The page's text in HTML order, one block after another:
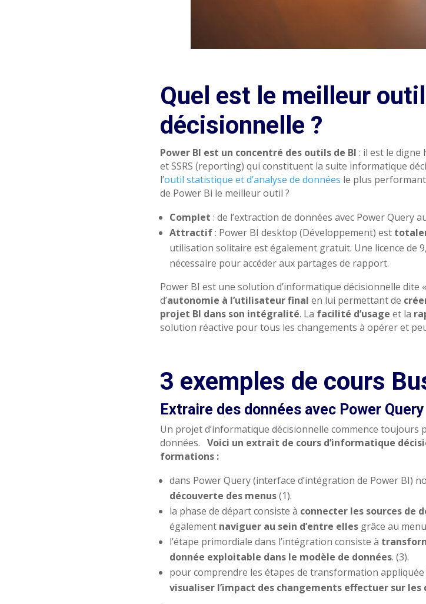
Quel est le meilleur
décisionnelle ?
Power BI est un concentré des outils de BI : il est le digne
et SSRS (reporting) qui constituent la suite informatique
l’outil statistique et d’analyse de données le plus
de Power Bi le meilleur outil ?
Complet : de l’extraction de données avec Power Query
Attractif: Power BI desktop (Développement) est
utilisation solitaire est également gratuit. Une licence de
nécessaire pour accéder aux partages de rapport.
Power BI est une solution d’informatique décisionnelle dite
d’autonomie à l’utilisateur final en lui permettant de
projet BI dans son intégralité. La facilité d’usage et la
solution réactive pour tous les changements à opérer et
3 exemples de cours
Extraire des données avec Power Query
Un projet d’informatique décisionnelle commence
données. Voici un extrait de cours d’informatique
formations :
dans Power Query (interface d’intégration de Power BI)
découverte des menus(1).
la phase de départ consiste à connecter les sources de
également naviguer au sein d’entre elles grâce au
l’étape primordiale dans l’intégration consiste à
donnée exploitable dans le modèle de données. (3).
pour comprendre les étapes de transformation appliquée
visualiser l’impact des changements effectuer sur les